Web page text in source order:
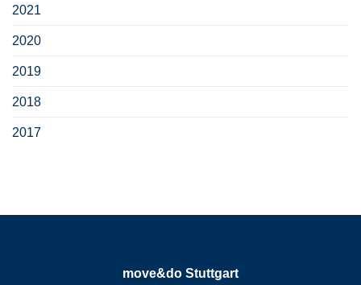
2021
2020
2019
2018
2017
move&do Stuttgart